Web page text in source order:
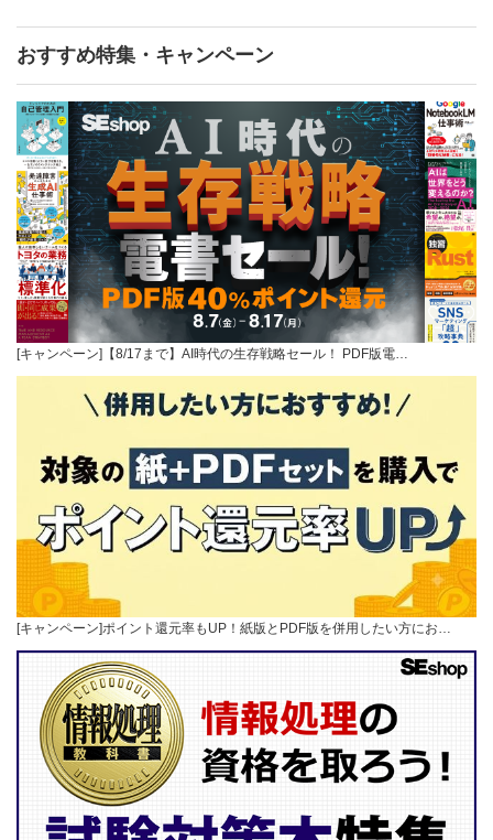
おすすめ特集・キャンペーン
[キャンペーン]【8/17まで】AI時代の生存戦略セール！ PDF版電…
[キャンペーン]ポイント還元率もUP！紙版とPDF版を併用したい方にお…